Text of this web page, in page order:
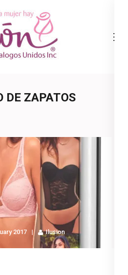
Ropa Interior
800.825.9452
DE ZAPATOS
2017 Ilusion